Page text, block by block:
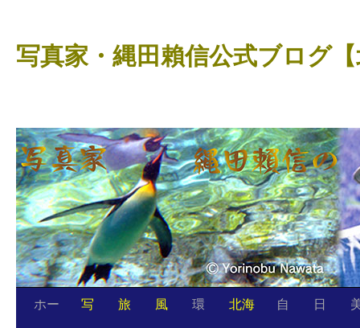
テ
ン
ッ
プ
写真家・縄田賴信公式ブログ
ホー
写
旅
風
環
北海
自
日